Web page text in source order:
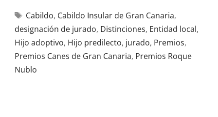
Cabildo, Cabildo Insular de Gran Canaria,
designación de jurado, Distinciones, Entidad local,
Hijo adoptivo, Hijo predilecto, jurado, Premios,
Premios Canes de Gran Canaria, Premios Roque
Nublo